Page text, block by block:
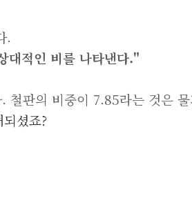
.
대적인 비를 나타낸다."
철판의 비중이 7.85라는 것은
셨죠?